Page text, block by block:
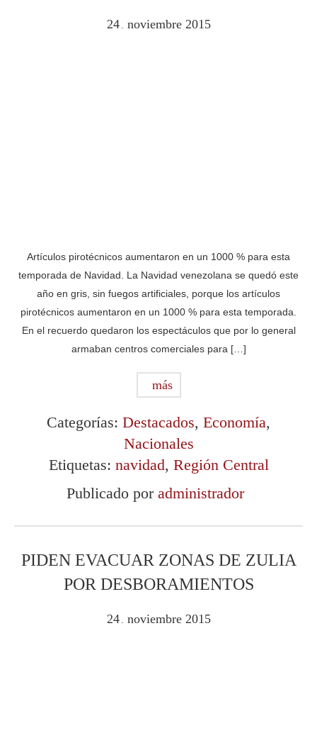
24 . noviembre 2015
Artículos pirotécnicos aumentaron en un 1000 % para esta
temporada de Navidad. La Navidad venezolana se quedó este
año en gris, sin fuegos artificiales, porque los artículos
pirotécnicos aumentaron en un 1000 % para esta temporada.
En el recuerdo quedaron los espectáculos que por lo general
armaban centros comerciales para […]
más
Categorías: Destacados, Economía,
Nacionales
Etiquetas: navidad, Región Central
Publicado por administrador
PIDEN EVACUAR ZONAS DE ZULIA
POR DESBORAMIENTOS
24 . noviembre 2015